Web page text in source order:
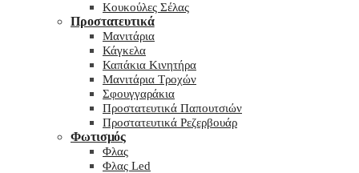
Κουκούλες Σέλας
Προστατευτικά
Μανιτάρια
Κάγκελα
Καπάκια Κινητήρα
Μανιτάρια Τροχών
Σφουγγαράκια
Προστατευτικά Παπουτσιών
Προστατευτικά Ρεζερβουάρ
Φωτισμός
Φλας
Φλας Led